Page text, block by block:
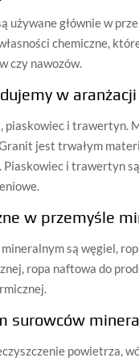
głównie w
chemiczne,
czy nawozów.
w
piaskowiec i
jest trwałym
i trawertyn
w przemyśle
są węgiel,
ropa naftowa do
surowców
powietrza,